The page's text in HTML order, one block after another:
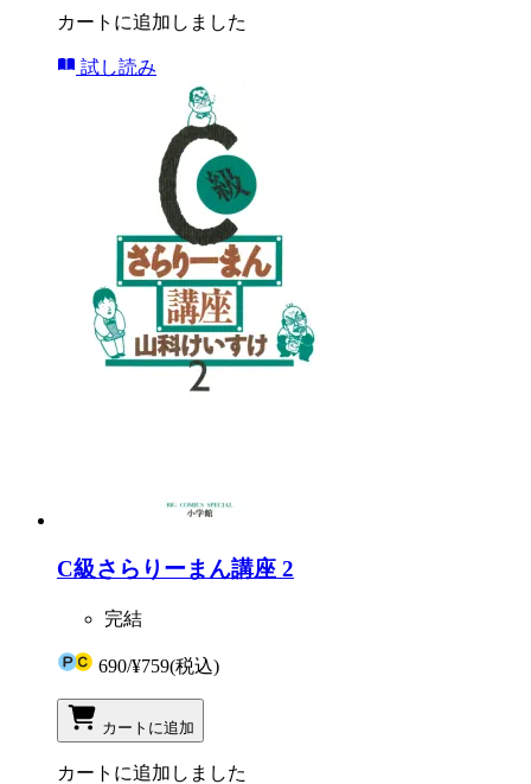
カートに追加しました
試し読み
C級さらりーまん講座 2
完結
690/¥759(税込)
カートに追加
カートに追加しました